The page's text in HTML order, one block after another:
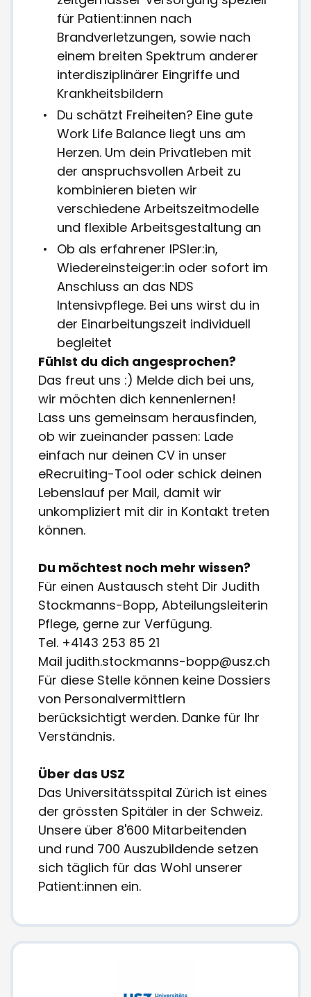
für Patient:innen nach
Brandverletzungen, sowie nach
einem breiten Spektrum anderer
interdisziplinärer Eingriffe und
Krankheitsbildern
Du schätzt Freiheiten? Eine gute
Work Life Balance liegt uns am
Herzen. Um dein Privatleben mit
der anspruchsvollen Arbeit zu
kombinieren bieten wir
verschiedene Arbeitszeitmodelle
und flexible Arbeitsgestaltung an
Ob als erfahrener IPSler:in,
Wiedereinsteiger:in oder sofort im
Anschluss an das NDS
Intensivpflege. Bei uns wirst du in
der Einarbeitungszeit individuell
begleitet
Fühlst du dich angesprochen?
Das freut uns :) Melde dich bei uns,
wir möchten dich kennenlernen!
Lass uns gemeinsam herausfinden,
ob wir zueinander passen: Lade
einfach nur deinen CV in unser
eRecruiting-Tool oder schick deinen
Lebenslauf per Mail, damit wir
unkompliziert mit dir in Kontakt treten
können.
Du möchtest noch mehr wissen?
Für einen Austausch steht Dir Judith
Stockmanns-Bopp, Abteilungsleiterin
Pflege, gerne zur Verfügung.
Tel. +4143 253 85 21
Mail judith.stockmanns-bopp@usz.ch
Für diese Stelle können keine Dossiers
von Personalvermittlern
berücksichtigt werden. Danke für Ihr
Verständnis.
Über das USZ
Das Universitätsspital Zürich ist eines
der grössten Spitäler in der Schweiz.
Unsere über 8'600 Mitarbeitenden
und rund 700 Auszubildende setzen
sich täglich für das Wohl unserer
Patient:innen ein.